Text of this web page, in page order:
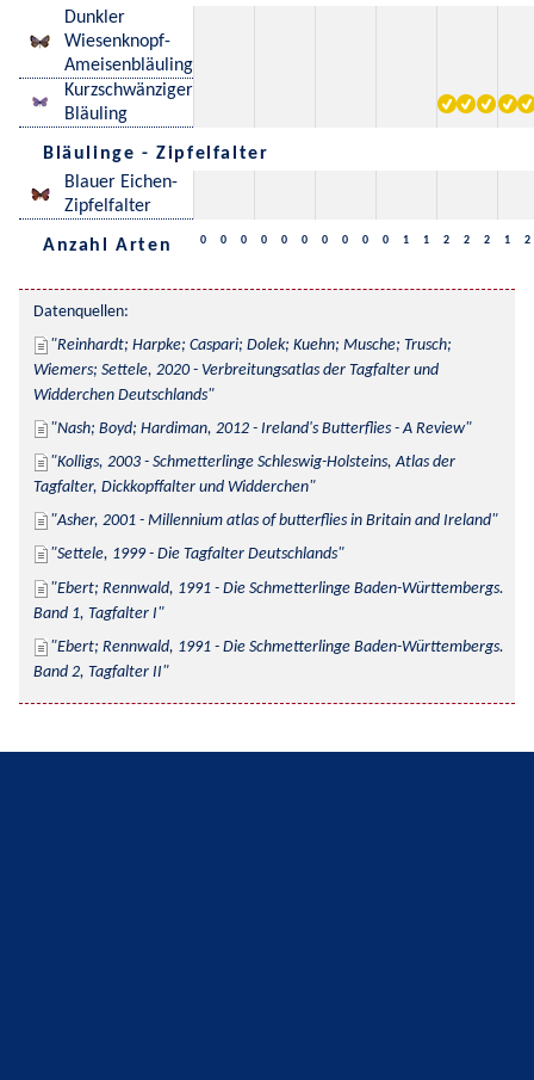
Dunkler
Wiesenknopf-
Ameisenbläuling
Kurzschwänziger
Bläuling
Bläulinge - Zipfelfalter
Blauer Eichen-
Zipfelfalter
Anzahl Arten 0 0 0 0 0 0 0 0 0 0 1 1 2 2 2 1 2
Datenquellen:
Reinhardt; Harpke; Caspari; Dolek; Kuehn; Musche; Trusch;
Wiemers; Settele, 2020 - Verbreitungsatlas der Tagfalter und
Widderchen Deutschlands
Nash; Boyd; Hardiman, 2012 - Ireland's Butterflies - A Review
Kolligs, 2003 - Schmetterlinge Schleswig-Holsteins, Atlas der
Tagfalter, Dickkopffalter und Widderchen
Asher, 2001 - Millennium atlas of butterflies in Britain and Ireland
Settele, 1999 - Die Tagfalter Deutschlands
Ebert; Rennwald, 1991 - Die Schmetterlinge Baden-Württembergs.
Band 1, Tagfalter I
Ebert; Rennwald, 1991 - Die Schmetterlinge Baden-Württembergs.
Band 2, Tagfalter II